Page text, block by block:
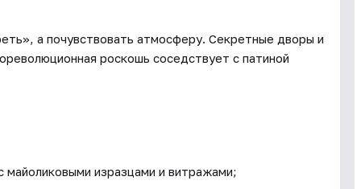
а почувствовать атмосферу. Секретные дворы и
роскошь соседствует с патиной
изразцами и витражами;